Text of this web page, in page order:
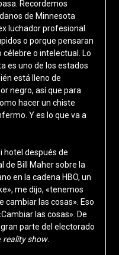
Recordemos
de Minnesota
luchador profesional.
o porque pensaran
célebre o intelectual. Lo
es uno de los estados
está lleno de
negro, así que para
hacer un chiste
Y es lo que va a
hotel después de
de Bill Maher sobre la
en la cadena HBO, un
me dijo, «tenemos
cambiar las cosas». Eso
las cosas». De
parte del electorado
reality show.